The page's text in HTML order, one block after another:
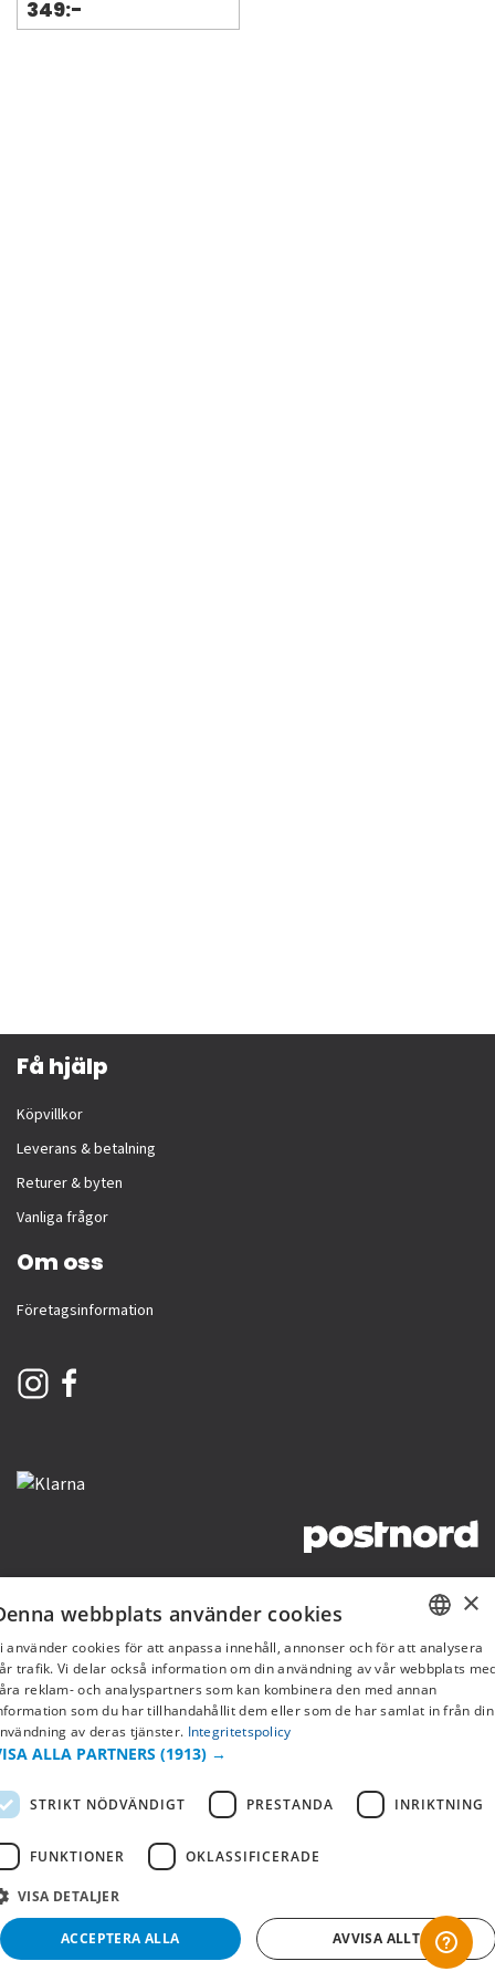
349:-
Få hjälp
Köpvillkor
Leverans & betalning
Returer & byten
Vanliga frågor
Om oss
Företagsinformation
SWEDISH
FI
×
webbplats använder cookies
använder cookies för att anpassa innehåll, annonser och för att analysera
trafik. Vi delar också information om din användning av vår webbplats
reklam- och analyspartners som kan kombinera den med annan
som du har tillhandahållit dem eller som de har samlat in från din
av deras tjänster. Integritetspolicy
ALLA PARTNERS (1913) →
STRIKT NÖDVÄNDIGT PRESTANDA INRIKTNING
FUNKTIONER OKLASSIFICERADE
VISA DETALJER
ACCEPTERA ALLA AVVISA ALLT